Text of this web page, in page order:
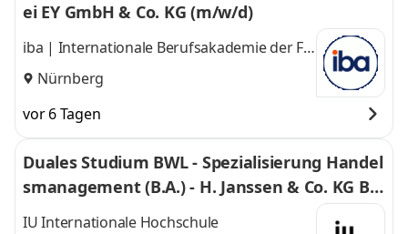
ei EY GmbH & Co. KG (m/w/d)
iba | Internationale Berufsakademie der F +
U Unternehmensgruppe gGmbH
Nürnberg
vor 6 Tagen
Duales Studium BWL - Spezialisierung Handel
smanagement (B.A.) - H. Janssen & Co. KG Bo
nn
IU Internationale Hochschule